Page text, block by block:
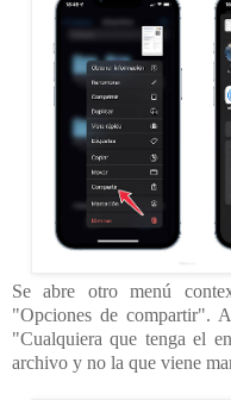
Se abre otro menú
"Opciones de compartir".
"Cualquiera que tenga el
archivo y no la que viene